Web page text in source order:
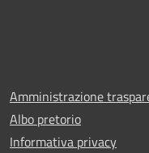
Amministrazione
Albo pretorio
Informativa privacy